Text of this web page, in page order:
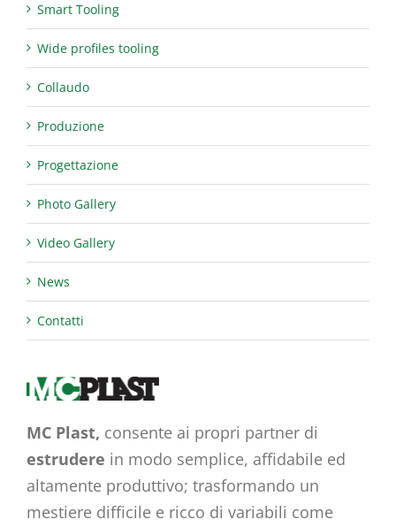
Smart Tooling
Wide profiles tooling
Collaudo
Produzione
Progettazione
Photo Gallery
Video Gallery
News
Contatti
MC Plast, consente ai propri partner di
estrudere in modo semplice, affidabile ed
altamente produttivo; trasformando un
mestiere difficile e ricco di variabili come